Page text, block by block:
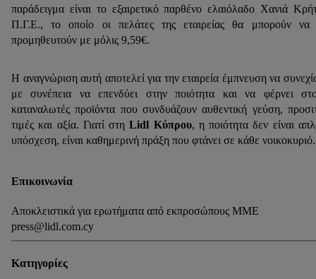
παράδειγμα είναι το εξαιρετικό παρθένο ελαιόλαδο Χανιά
Π.Γ.Ε., το οποίο οι πελάτες της εταιρείας θα μπορούν να
προμηθευτούν με μόλις 9,59€.
Η αναγνώριση αυτή αποτελεί για την εταιρεία έμπνευση να
με συνέπεια να επενδύει στην ποιότητα και να φέρνει
καταναλωτές προϊόντα που συνδυάζουν αυθεντική γεύση,
τιμές και αξία. Γιατί στηLidl Κύπρου, η ποιότητα δεν είναι
υπόσχεση, είναι καθημερινή πράξη που φτάνει σε κάθε νοικοκυριό.
Επικοινωνία
Αποκλειστικά για ερωτήματα από εκπροσώπους ΜΜΕ
press@lidl.com.cy
Κατηγορίες